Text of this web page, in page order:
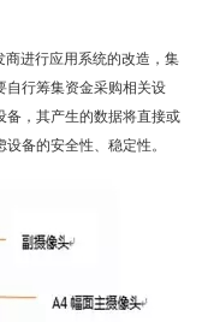
进行应用系统的改造，集
自行筹集资金采购相关设
备，其产生的数据将直接或
备的安全性、稳定性。